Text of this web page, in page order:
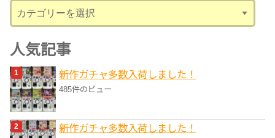
テ
ゴ
リ
ー
人気記事
新作ガチャ多数入荷しました！
485件のビュー
新作ガチャ多数入荷しました！